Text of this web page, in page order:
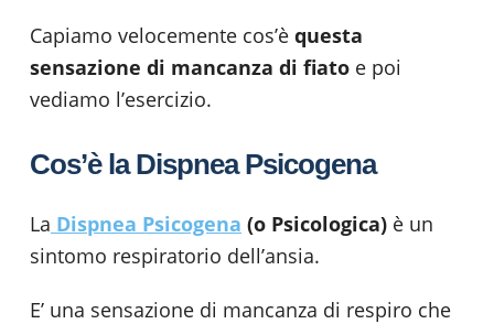
Capiamo velocemente cos’è questa
sensazione di mancanza di fiato e poi
vediamo l’esercizio.
Cos’è la Dispnea Psicogena
La Dispnea Psicogena (o Psicologica) è un
sintomo respiratorio dell’ansia.
E’ una sensazione di mancanza di respiro che